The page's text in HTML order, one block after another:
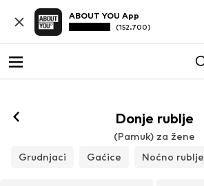
ABOUT YOU App
(152.700)
Donje rublje
(Pamuk) za žene
Grudnjaci
Gaćice Noćno rublje